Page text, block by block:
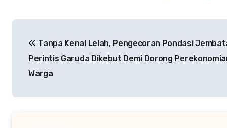
pos Tanpa Kenal Lelah, Pengecoran Pondasi
Perintis Garuda Dikebut Demi Dorong
Warga